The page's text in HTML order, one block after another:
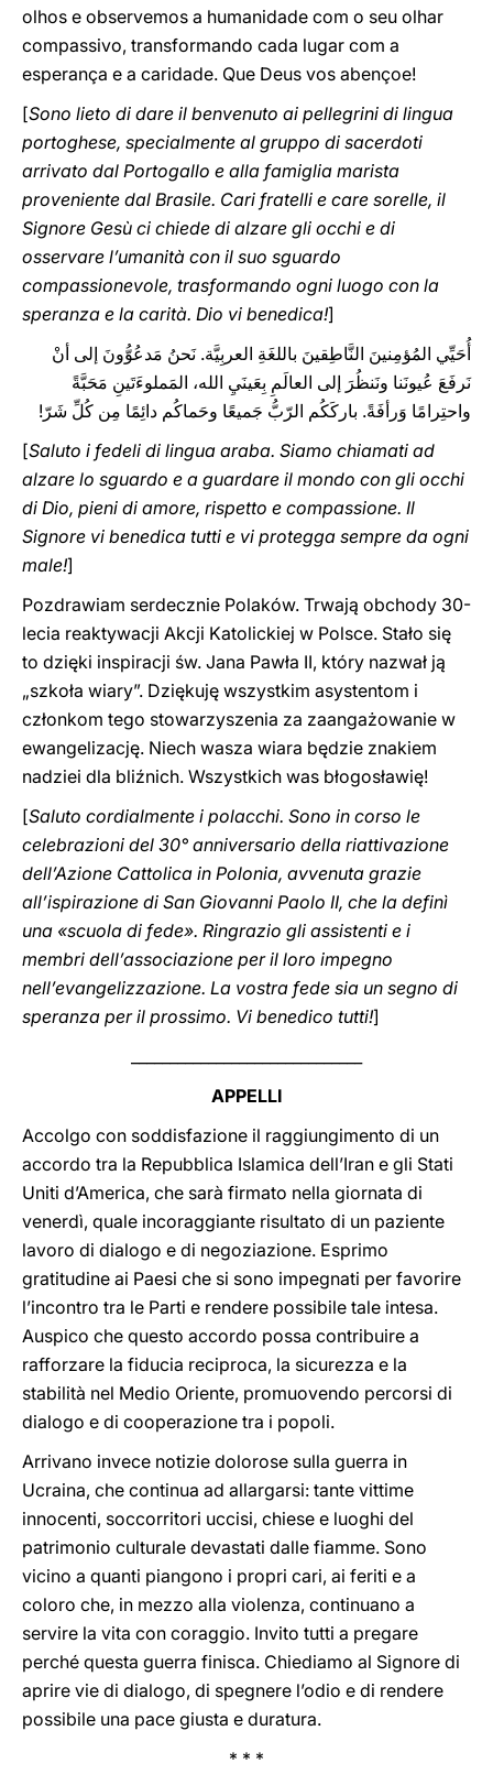
olhos e observemos a humanidade com o seu olhar
compassivo, transformando cada lugar com a
esperança e a caridade. Que Deus vos abençoe!
[Sono lieto di dare il benvenuto ai pellegrini di lingua
portoghese, specialmente al gruppo di sacerdoti
arrivato dal Portogallo e alla famiglia marista
proveniente dal Brasile. Cari fratelli e care sorelle, il
Signore Gesù ci chiede di alzare gli occhi e di
osservare l’umanità con il suo sguardo
compassionevole, trasformando ogni luogo con la
speranza e la carità. Dio vi benedica!]
أُحَيِّي المُؤمِنينَ النَّاطِقينَ باللغَةِ العربِيَّة. نَحنُ مَدعُوُّونَ إلى أنْ
نَرفَعَ عُيونَنا ونَنظُرَ إلى العالَمِ بِعَينَيِ الله، المَملوءَتَينِ مَحَبَّةً
واحتِرامًا وَرأفَةً. باركَكُم الرّبُّ جَميعًا وحَماكُم دائِمًا مِن كُلِّ شَرّ!
[Saluto i fedeli di lingua araba. Siamo chiamati ad
alzare lo sguardo e a guardare il mondo con gli occhi
di Dio, pieni di amore, rispetto e compassione. Il
Signore vi benedica tutti e vi protegga ‎sempre da ogni
male‎‎‎‏!]
Pozdrawiam serdecznie Polaków. Trwają obchody 30-
lecia reaktywacji Akcji Katolickiej w Polsce. Stało się
to dzięki inspiracji św. Jana Pawła II, który nazwał ją
„szkoła wiary”. Dziękuję wszystkim asystentom i
członkom tego stowarzyszenia za zaangażowanie w
ewangelizację. Niech wasza wiara będzie znakiem
nadziei dla bliźnich. Wszystkich was błogosławię!
[Saluto cordialmente i polacchi. Sono in corso le
celebrazioni del 30° anniversario della riattivazione
dell’Azione Cattolica in Polonia, avvenuta grazie
all’ispirazione di San Giovanni Paolo II, che la definì
una «scuola di fede». Ringrazio gli assistenti e i
membri dell’associazione per il loro impegno
nell’evangelizzazione. La vostra fede sia un segno di
speranza per il prossimo. Vi benedico tutti!]
APPELLI
Accolgo con soddisfazione il raggiungimento di un
accordo tra la Repubblica Islamica dell’Iran e gli Stati
Uniti d’America, che sarà firmato nella giornata di
venerdì, quale incoraggiante risultato di un paziente
lavoro di dialogo e di negoziazione. Esprimo
gratitudine ai Paesi che si sono impegnati per favorire
l’incontro tra le Parti e rendere possibile tale intesa.
Auspico che questo accordo possa contribuire a
rafforzare la fiducia reciproca, la sicurezza e la
stabilità nel Medio Oriente, promuovendo percorsi di
dialogo e di cooperazione tra i popoli.
Arrivano invece notizie dolorose sulla guerra in
Ucraina, che continua ad allargarsi: tante vittime
innocenti, soccorritori uccisi, chiese e luoghi del
patrimonio culturale devastati dalle fiamme. Sono
vicino a quanti piangono i propri cari, ai feriti e a
coloro che, in mezzo alla violenza, continuano a
servire la vita con coraggio. Invito tutti a pregare
perché questa guerra finisca. Chiediamo al Signore di
aprire vie di dialogo, di spegnere l’odio e di rendere
possibile una pace giusta e duratura.
* * *